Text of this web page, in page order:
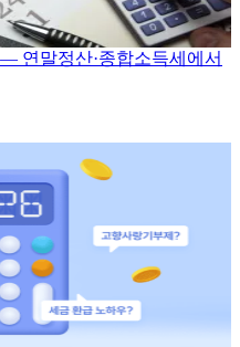
연말정산·종합소득세에서